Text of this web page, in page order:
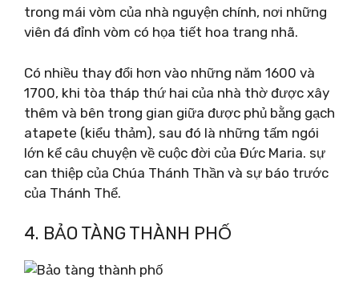
trong mái vòm của nhà nguyện chính, nơi những
viên đá đỉnh vòm có họa tiết hoa trang nhã.
Có nhiều thay đổi hơn vào những năm 1600 và
1700, khi tòa tháp thứ hai của nhà thờ được xây
thêm và bên trong gian giữa được phủ bằng gạch
atapete (kiểu thảm), sau đó là những tấm ngói
lớn kể câu chuyện về cuộc đời của Đức Maria. sự
can thiệp của Chúa Thánh Thần và sự báo trước
của Thánh Thể.
4. BẢO TÀNG THÀNH PHỐ